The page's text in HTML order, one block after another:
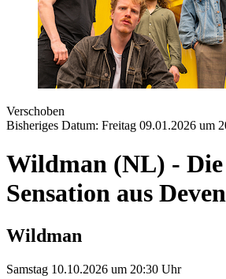
Verschoben
Bisheriges Datum: Freitag 09.01.2026 um
Wildman (NL) -
Sensation aus
Wildman
Samstag 10.10.2026 um 20:30 Uhr